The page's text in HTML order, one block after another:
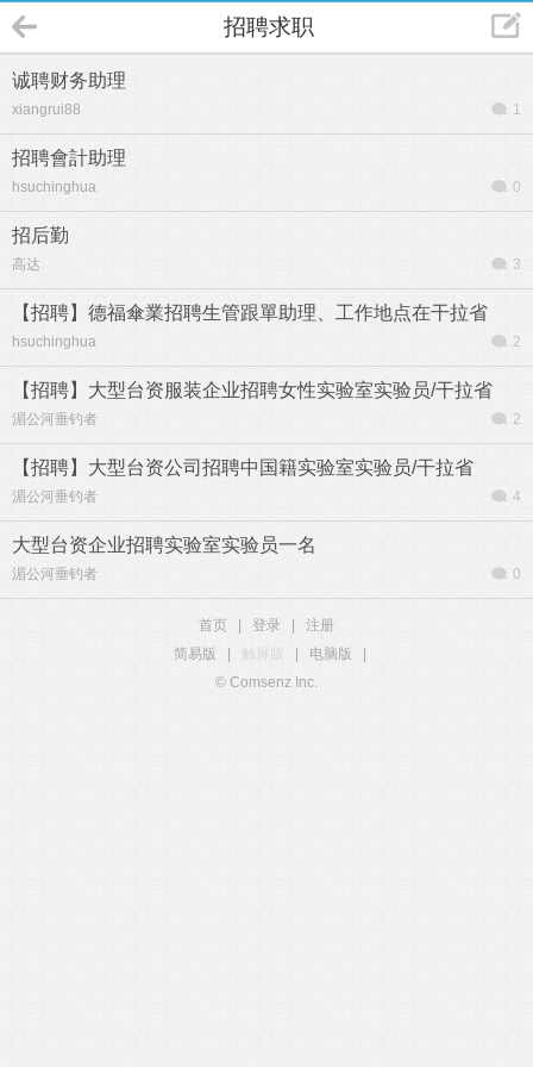
招聘求职
诚聘财务助理
xiangrui88 1
招聘會計助理
hsuchinghua 0
招后勤
高达 3
【招聘】德福傘業招聘生管跟單助理、工作地点在干拉省
hsuchinghua 2
【招聘】大型台资服装企业招聘女性实验室实验员/干拉省
湄公河垂钓者 2
【招聘】大型台资公司招聘中国籍实验室实验员/干拉省
湄公河垂钓者 4
大型台资企业招聘实验室实验员一名
湄公河垂钓者 0
首页 登录
注册
简易版
触屏版 电脑版
© Comsenz Inc.